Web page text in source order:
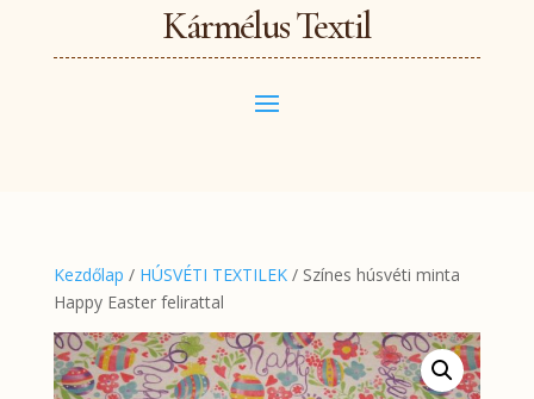
Kármélus Textil
Kezdőlap / HÚSVÉTI TEXTILEK/ Színes húsvéti minta
Happy Easter felirattal